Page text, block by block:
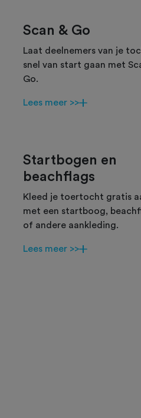
Scan & Go
Laat deelnemers van je
snel van start gaan met
Go.
Lees meer >>
Startbogen en
beachflags
Kleed je toertocht gratis
met een startboog,
of andere aankleding.
Lees meer >>